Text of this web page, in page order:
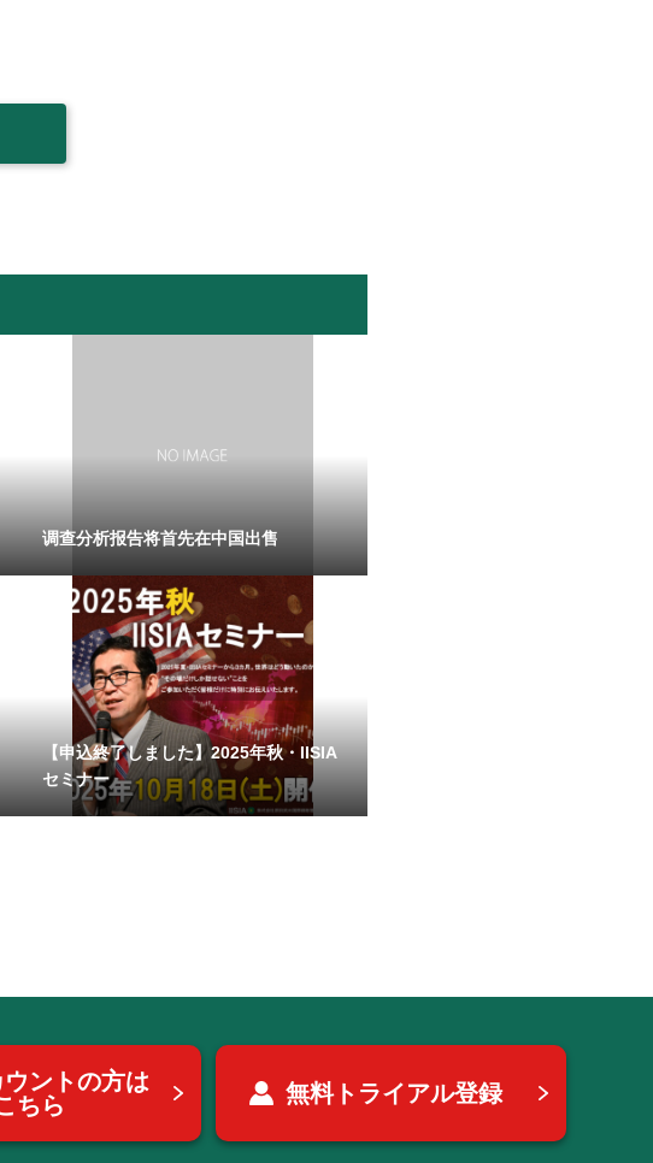
调查分析报告将首先在中国出售
【申込終了しました】2025年秋・IISIA
セミナー
ントの方は
ちら
無料トライアル登録